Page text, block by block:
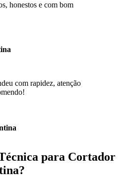
honestos e com bom
com rapidez, atenção
para Cortador